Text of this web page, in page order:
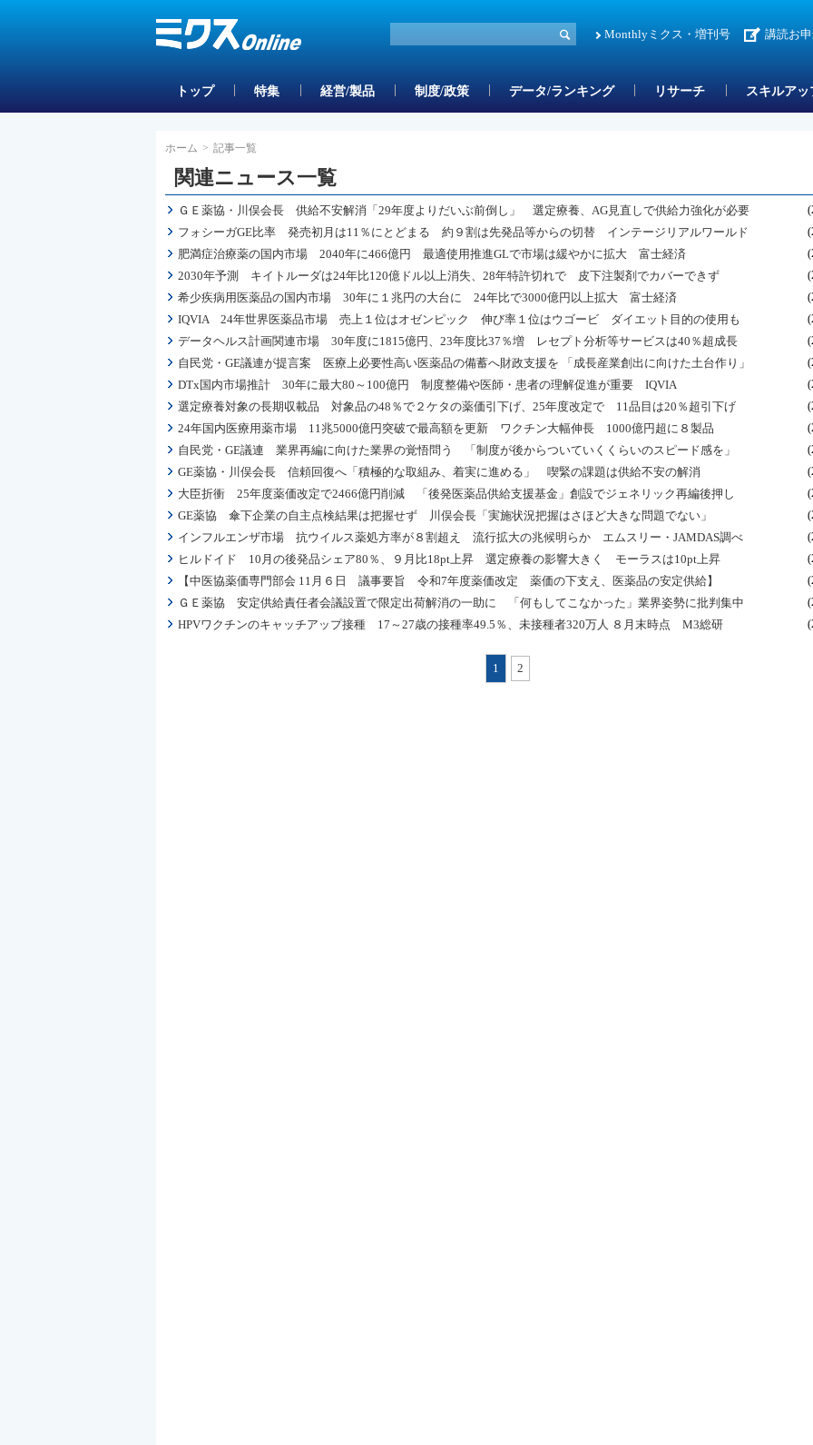
Monthlyミクス・増刊号 講読お
トップ 特集 経営/製品 制度/政策 データ/ランキング リサーチ スキルア
ホーム > 記事一覧
関連ニュース一覧
ＧＥ薬協・川俣会長 供給不安解消「29年度よりだいぶ前倒し」 選定療養、AG見直しで供給力強化が必要
フォシーガGE比率 発売初月は11％にとどまる 約９割は先発品等からの切替 インテージリアルワールド
肥満症治療薬の国内市場 2040年に466億円 最適使用推進GLで市場は緩やかに拡大 富士経済
2030年予測 キイトルーダは24年比120億ドル以上消失、28年特許切れで 皮下注製剤でカバーできず
希少疾病用医薬品の国内市場 30年に１兆円の大台に 24年比で3000億円以上拡大 富士経済
IQVIA 24年世界医薬品市場 売上１位はオゼンピック 伸び率１位はウゴービ ダイエット目的の使用も
データヘルス計画関連市場 30年度に1815億円、23年度比37％増 レセプト分析等サービスは40％超成長
自民党・GE議連が提言案 医療上必要性高い医薬品の備蓄へ財政支援を 「成長産業創出に向けた土台作り」
DTx国内市場推計 30年に最大80～100億円 制度整備や医師・患者の理解促進が重要 IQVIA
選定療養対象の長期収載品 対象品の48％で２ケタの薬価引下げ、25年度改定で 11品目は20％超引下げ
24年国内医療用薬市場 11兆5000億円突破で最高額を更新 ワクチン大幅伸長 1000億円超に８製品
自民党・GE議連 業界再編に向けた業界の覚悟問う 「制度が後からついていくくらいのスピード感を」
GE薬協・川俣会長 信頼回復へ「積極的な取組み、着実に進める」 喫緊の課題は供給不安の解消
大臣折衝 25年度薬価改定で2466億円削減 「後発医薬品供給支援基金」創設でジェネリック再編後押し
GE薬協 傘下企業の自主点検結果は把握せず 川俣会長「実施状況把握はさほど大きな問題でない」
インフルエンザ市場 抗ウイルス薬処方率が８割超え 流行拡大の兆候明らか エムスリー・JAMDAS調べ
ヒルドイド 10月の後発品シェア80％、９月比18pt上昇 選定療養の影響大きく モーラスは10pt上昇
【中医協薬価専門部会 11月６日 議事要旨 令和7年度薬価改定 薬価の下支え、医薬品の安定供給】
ＧＥ薬協 安定供給責任者会議設置で限定出荷解消の一助に 「何もしてこなかった」業界姿勢に批判集中
HPVワクチンのキャッチアップ接種 17～27歳の接種率49.5％、未接種者320万人 ８月末時点 M3総研
1 2